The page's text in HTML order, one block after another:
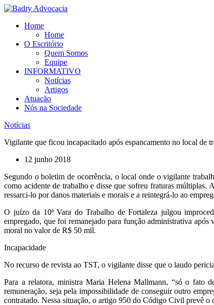
Ir
Home
Home
O Escritório
Quem Somos
Equipe
INFORMATIVO
Notícias
Artigos
Atuação
Nós na Sociedade
Notícias
Vigilante que ficou incapacitado após espancamento no local de
12 junho 2018
Segundo o boletim de ocorrência, o local onde o vigilante
como acidente de trabalho e disse que sofreu fraturas
ressarci-lo por danos materiais e morais e a reintegrá-lo ao
O juízo da 10ª Vara do Trabalho de Fortaleza julgou
empregado, que foi remanejado para função administrativa
moral no valor de R$ 50 mil.
Incapacidade
No recurso de revista ao TST, o vigilante disse que o laudo
Para a relatora, ministra Maria Helena Mallmann, “só o fato
remuneração, seja pela impossibilidade de conseguir outro
contratado. Nessa situação, o artigo 950 do Código Civil prevê o